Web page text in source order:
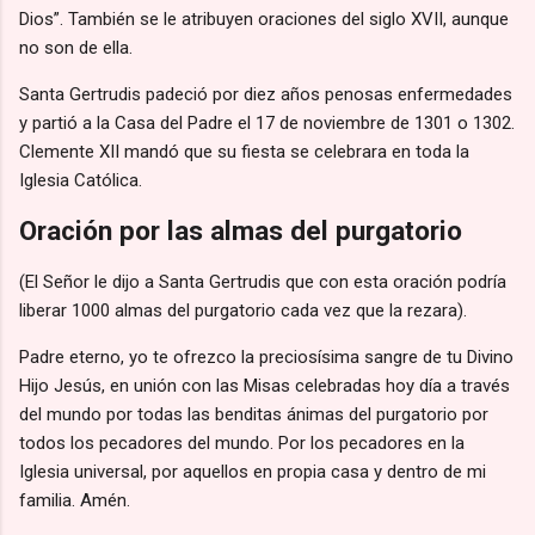
Dios”. También se le atribuyen oraciones del siglo XVII, aunque
no son de ella.
Santa Gertrudis padeció por diez años penosas enfermedades
y partió a la Casa del Padre el 17 de noviembre de 1301 o 1302.
Clemente XII mandó que su fiesta se celebrara en toda la
Iglesia Católica.
Oración por las almas del purgatorio
(El Señor le dijo a Santa Gertrudis que con esta oración podría
liberar 1000 almas del purgatorio cada vez que la rezara).
Padre eterno, yo te ofrezco la preciosísima sangre de tu Divino
Hijo Jesús, en unión con las Misas celebradas hoy día a través
del mundo por todas las benditas ánimas del purgatorio por
todos los pecadores del mundo. Por los pecadores en la
Iglesia universal, por aquellos en propia casa y dentro de mi
familia. Amén.